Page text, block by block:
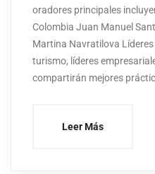
oradores principales
Colombia Juan Manuel
Martina Navratilova
turismo, líderes
compartirán mejores
Leer Más